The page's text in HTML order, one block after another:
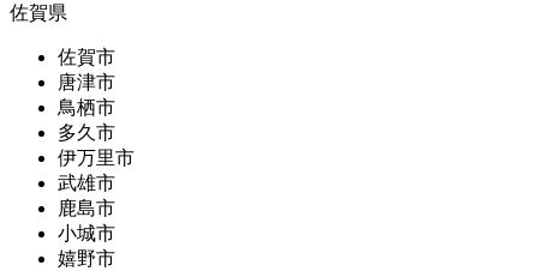
佐賀県
佐賀市
唐津市
鳥栖市
多久市
伊万里市
武雄市
鹿島市
小城市
嬉野市